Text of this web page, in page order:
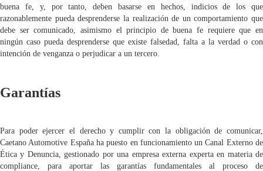
buena fe, y, por tanto, deben basarse en hechos, indicios de los que
razonablemente pueda desprenderse la realización de un comportamiento que
debe ser comunicado, asimismo el principio de buena fe requiere que en
ningún caso pueda desprenderse que existe falsedad, falta a la verdad o con
intención de venganza o perjudicar a un tercero.
Garantías
Para poder ejercer el derecho y cumplir con la obligación de comunicar,
Caetano Automotive España ha puesto en funcionamiento un Canal Externo de
Ética y Denuncia, gestionado por una empresa externa experta en materia de
compliance, para aportar las garantías fundamentales al proceso de